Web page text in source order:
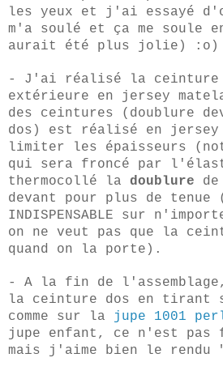
les yeux et j'ai essayé
m'a soulé et ça me soule
aurait été plus jolie) :o)
- J'ai réalisé la ceinture
extérieure en jersey
des ceintures (doublure
dos) est réalisé en jersey
limiter les épaisseurs
qui sera froncé par
thermocollé la doublure
devant pour plus de tenue
INDISPENSABLE sur
on ne veut pas que la
quand on la porte).
- A la fin de
la ceinture dos en tirant
comme sur la
jupe 1001
jupe enfant, ce n'est pas
mais j'aime bien le rendu